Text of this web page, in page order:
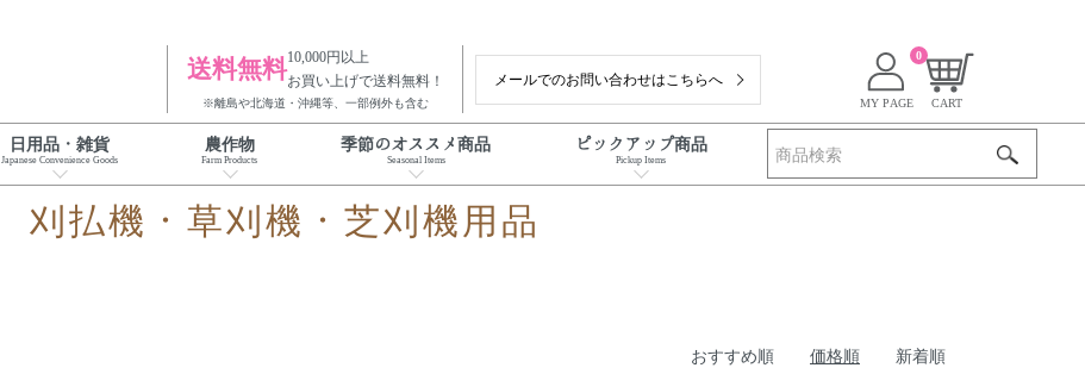
送料無料10,000円以上
お買い上げで送料無料！
※離島や北海道・沖縄等、一部例外も含む
メールでのお問い合わせはこちらへ
MY PAGE CART
0
日用品・雑貨
Japanese Convenience Goods
農作物
Farm Products
季節のオススメ商品
Seasonal Items
ピックアップ商品
Pickup Items
刈払機・草刈機・芝刈機用品
おすすめ順 価格順 新着順